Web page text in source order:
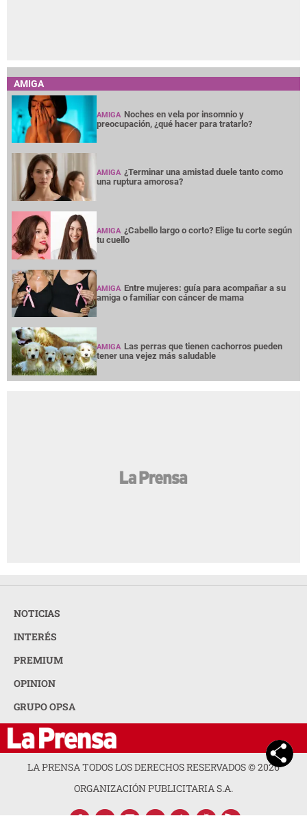
AMIGA
AMIGA Noches en vela por insomnio y
preocupación, ¿qué hacer para tratarlo?
AMIGA ¿Terminar una amistad duele tanto como
una ruptura amorosa?
AMIGA ¿Cabello largo o corto? Elige tu corte según
tu cuello
AMIGA Entre mujeres: guía para acompañar a su
amiga o familiar con cáncer de mama
AMIGA Las perras que tienen cachorros pueden
tener una vejez más saludable
NOTICIAS
INTERÉS
PREMIUM
OPINION
GRUPO OPSA
LA PRENSA TODOS LOS DERECHOS RESERVADOS ©2026
ORGANIZACIÓN PUBLICITARIA S.A.